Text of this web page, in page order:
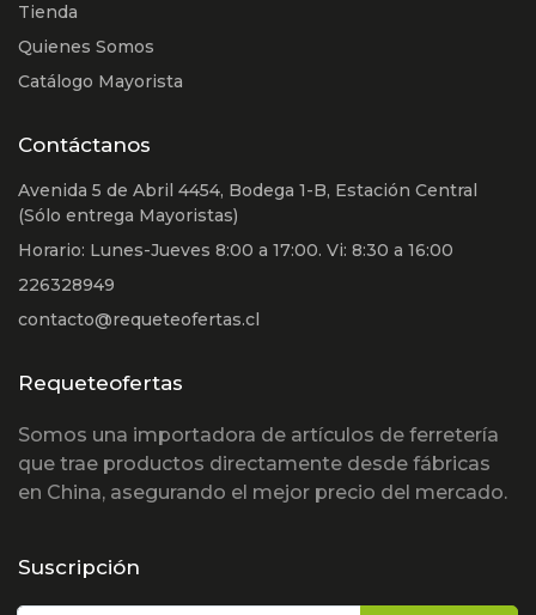
Tienda
Quienes Somos
Catálogo Mayorista
Contáctanos
Avenida 5 de Abril 4454, Bodega 1-B, Estación Central
(Sólo entrega Mayoristas)
Horario: Lunes-Jueves 8:00 a 17:00. Vi: 8:30 a 16:00
226328949
contacto@requeteofertas.cl
Requeteofertas
Somos una importadora de artículos de ferretería
que trae productos directamente desde fábricas
en China, asegurando el mejor precio del mercado.
Suscripción